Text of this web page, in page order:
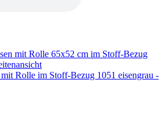
Rolle im Stoff-Bezug 1051 eisengrau -